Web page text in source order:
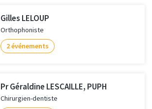
Gilles LELOUP
Orthophoniste
2 événements
Pr Géraldine LESCAILLE, PUPH
Chirurgien-dentiste